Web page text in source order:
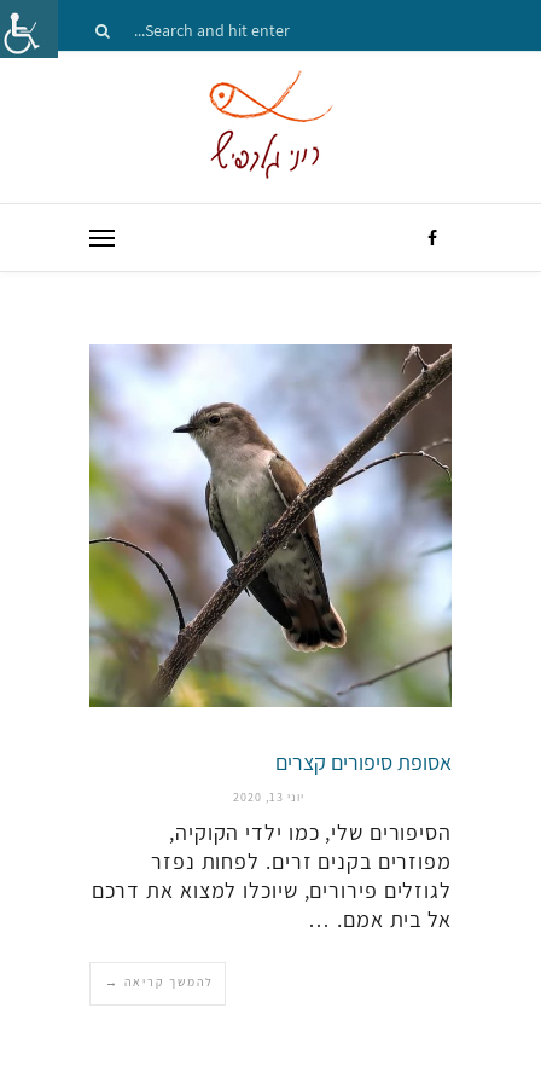
אסופת סיפורים קצרים
יוני 13, 2020
הסיפורים שלי, כמו ילדי הקוקיה,
מפוזרים בקנים זרים. לפחות נפזר
לגוזלים פירורים, שיוכלו למצוא את דרכם
אל בית אמם. …
להמשך קריאה →